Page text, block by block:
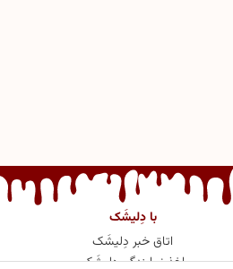
با دِلیشَک
اتاق خبر دِلیشَک
اخذ نمایندگی دِلیشَک